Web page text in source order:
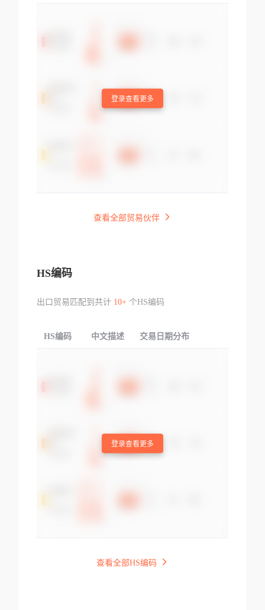
登录查看更多
查看全部贸易伙伴
HS编码
出口贸易匹配到共计 10+个HS编码
HS编码 中文描述 交易日期分布
登录查看更多
查看全部HS编码